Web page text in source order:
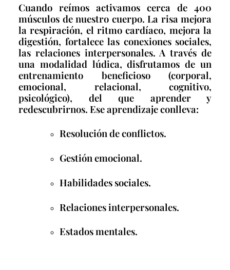
Cuando reímos activamos cerca de 400
músculos de nuestro cuerpo. La risa mejora
la respiración, el ritmo cardíaco, mejora la
digestión, fortalece las conexiones sociales,
las relaciones interpersonales. A través de
una modalidad lúdica, disfrutamos de un
entrenamiento beneficioso (corporal,
emocional, relacional, cognitivo,
psicológico), del que aprender y
redescubrirnos. Ese aprendizaje conlleva:
Resolución de conflictos.
Gestión emocional.
Habilidades sociales.
Relaciones interpersonales.
Estados mentales.